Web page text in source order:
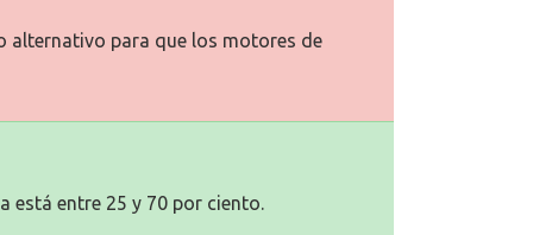
alternativo para que los motores de
está entre 25 y 70 por ciento.